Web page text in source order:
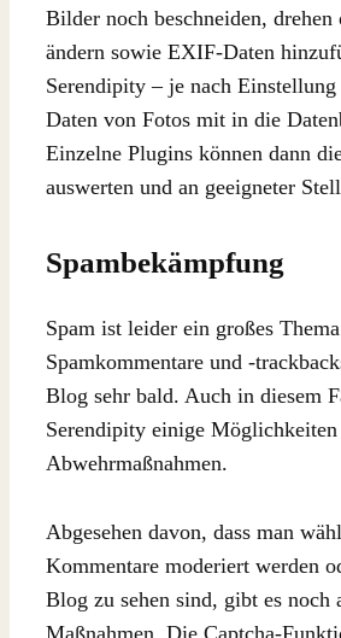
Bilder noch beschneiden,
ändern sowie EXIF-Daten
Serendipity – je nach
Daten von Fotos mit in die
Einzelne Plugins können dann
auswerten und an geeigneter
Spambekämpfung
Spam ist leider ein großes
Spamkommentare und -
Blog sehr bald. Auch in diesem
Serendipity einige
Abwehrmaßnahmen.
Abgesehen davon, dass man
Kommentare moderiert werden
Blog zu sehen sind, gibt es noch